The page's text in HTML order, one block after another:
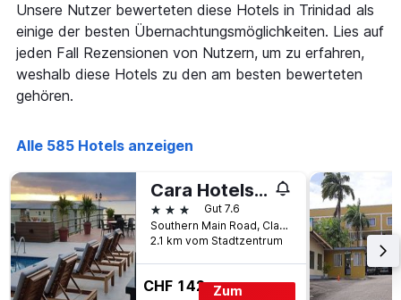
Unsere Nutzer bewerteten diese Hotels in Trinidad als
einige der besten Übernachtungsmöglichkeiten. Lies auf
jeden Fall Rezensionen von Nutzern, um zu erfahren,
weshalb diese Hotels zu den am besten bewerteten
gehören.
Alle 585 Hotels anzeigen
Cara Hotels Trinidad
3 SterneGut 7.6
Southern Main Road, Claxton Bay, Trinidad und Tobago
2.1 km vom Stadtzentrum
CHF 142 Zum